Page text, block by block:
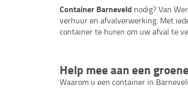
Container Barneveld nodig? Van
verhuur en afvalverwerking. Met
container te huren om uw afval te
Help mee aan een
Waarom u een container in